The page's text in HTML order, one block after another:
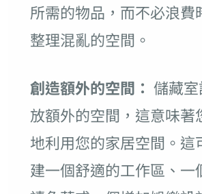
所需的物品，而不必浪費
整理混亂的空間。
創造額外的空間： 儲藏
放額外的空間，這意味著
地利用您的家居空間。這
建一個舒適的工作區、一